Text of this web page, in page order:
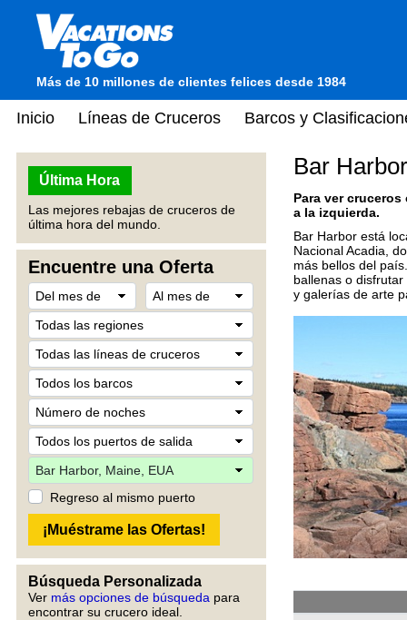
Más de 10 millones de clientes felices desde 1984
Inicio Líneas de Cruceros Barcos y
Última Hora
Las mejores rebajas de cruceros de
última hora del mundo.
Encuentre una Oferta
Regreso al mismo puerto
Búsqueda Personalizada
Ver más opciones de búsqueda para
encontrar su crucero ideal.
Bar
Para ver
a la izquierda.
Bar Harbor está
Nacional Acadia,
más bellos del
ballenas o
y galerías de arte